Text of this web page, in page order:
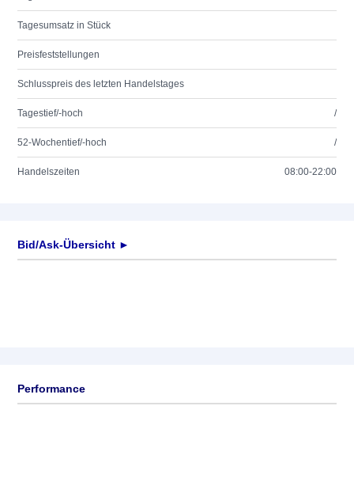
Tagesumsatz in Stück
Preisfeststellungen
Schlusspreis des letzten Handelstages
Tagestief/-hoch /
52-Wochentief/-hoch /
Handelszeiten 08:00-22:00
Bid/Ask-Übersicht ►
Performance